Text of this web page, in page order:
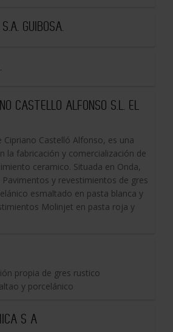
GUIBOSA.
CASTELLO ALFONSO S.L. EL
Cipriano Castelló Alfonso, es una
la fabricación y comercialización de
ceramico. Situada en Onda,
Pavimentos y revestimientos de gres
esmaltado en pasta blanca y
Molinjet en pasta roja y
propia de gres rustico
y porcelánico
S A